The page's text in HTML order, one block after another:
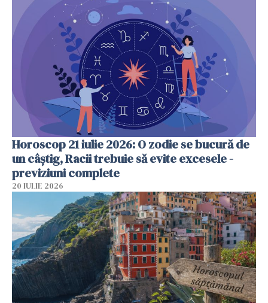
Horoscop 21 iulie 2026: O zodie se bucură de
un câștig, Racii trebuie să evite excesele -
previziuni complete
20 IULIE 2026